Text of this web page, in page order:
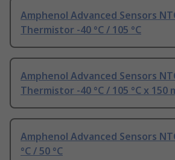
Amphenol Advanced Sensors
Thermistor -40 °C / 105 °C
Amphenol Advanced Sensors
Thermistor -40 °C / 105 °C x 150
Amphenol Advanced Sensors
°C / 50 °C